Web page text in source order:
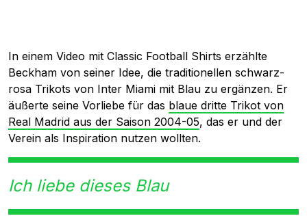
In einem Video mit Classic Football Shirts erzählte
Beckham von seiner Idee, die traditionellen schwarz-
rosa Trikots von Inter Miami mit Blau zu ergänzen. Er
äußerte seine Vorliebe für das blaue dritte Trikot von
Real Madrid aus der Saison 2004-05, das er und der
Verein als Inspiration nutzen wollten.
Ich liebe dieses Blau